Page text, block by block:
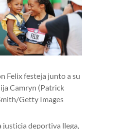
Felix festeja junto a su
Camryn (Patrick
Getty Images
justicia deportiva llega,